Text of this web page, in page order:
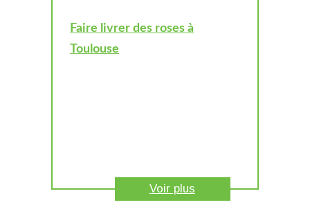
Faire livrer des roses à
Toulouse
Voir plus